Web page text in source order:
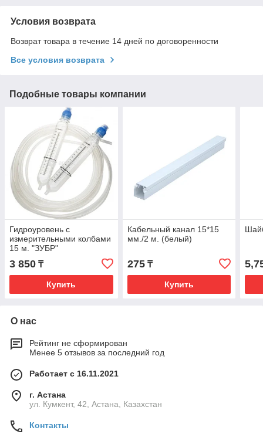
Условия возврата
Возврат товара в течение 14 дней по договоренности
Все условия возврата
Подобные товары компании
Гидроуровень с
измерительными колбами
15 м. "ЗУБР"
3 850 ₸
Купить
Кабельный канал 15*15
мм./2 м. (белый)
275₸
Купить
О нас
Рейтинг не сформирован
Менее 5 отзывов за последний год
Работает с 16.11.2021
г. Астана
ул. Кумкент, 42, Астана, Казахстан
Контакты